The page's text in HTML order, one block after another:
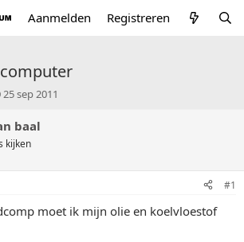
Aanmelden Registreren
S
a
u
25 sep 2011
baal
kijken
#1
moet ik mijn olie en koelvloestof